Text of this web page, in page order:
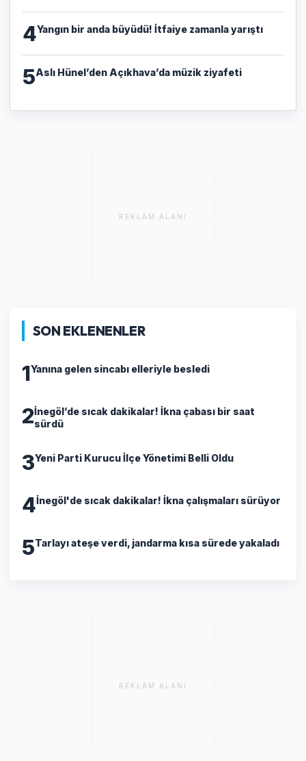
4Yangın bir anda büyüdü! İtfaiye zamanla yarıştı
5Aslı Hünel’den Açıkhava’da müzik ziyafeti
REKLAM ALANI
SON EKLENENLER
1Yanına gelen sincabı elleriyle besledi
2İnegöl’de sıcak dakikalar! İkna çabası bir saat
sürdü
3Yeni Parti Kurucu İlçe Yönetimi Belli Oldu
4İnegöl'de sıcak dakikalar! İkna çalışmaları sürüyor
5Tarlayı ateşe verdi, jandarma kısa sürede yakaladı
REKLAM ALANI